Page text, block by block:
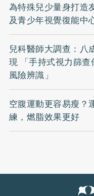
為特殊兒少量身打造
及青少年視覺復能中
兒科醫師大調查：八
現 「手持式視力篩
風險辨識」
空腹運動更容易瘦？
練，燃脂效果更好